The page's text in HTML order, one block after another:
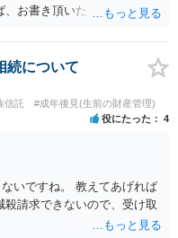
お書き頂いたような方法で
相続人との協議が必要とな
主人から貸付ではなく贈与で
の場合には、貸付であるこ
とが出来るか、というとこ
するメール等です。 金額の
訳ではないかと思います
と良いかと思います。
続について
信託 #成年後見(生前の財産管理)
役にたった 4
いですね。 教えてあげれば
請求できないので、受け取